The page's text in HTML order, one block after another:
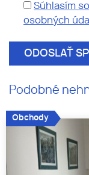
Súhlasím
osobných
Podobné
Obchody